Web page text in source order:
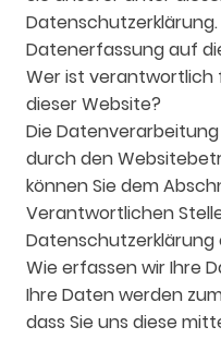
Datenschutzerklärung.
Datenerfassung auf
Wer ist verantwortlich
dieser Website?
Die
durch den
können Sie dem
Verantwortlichen
Wie erfassen wir Ihre
Ihre Daten werden
dass Sie uns diese